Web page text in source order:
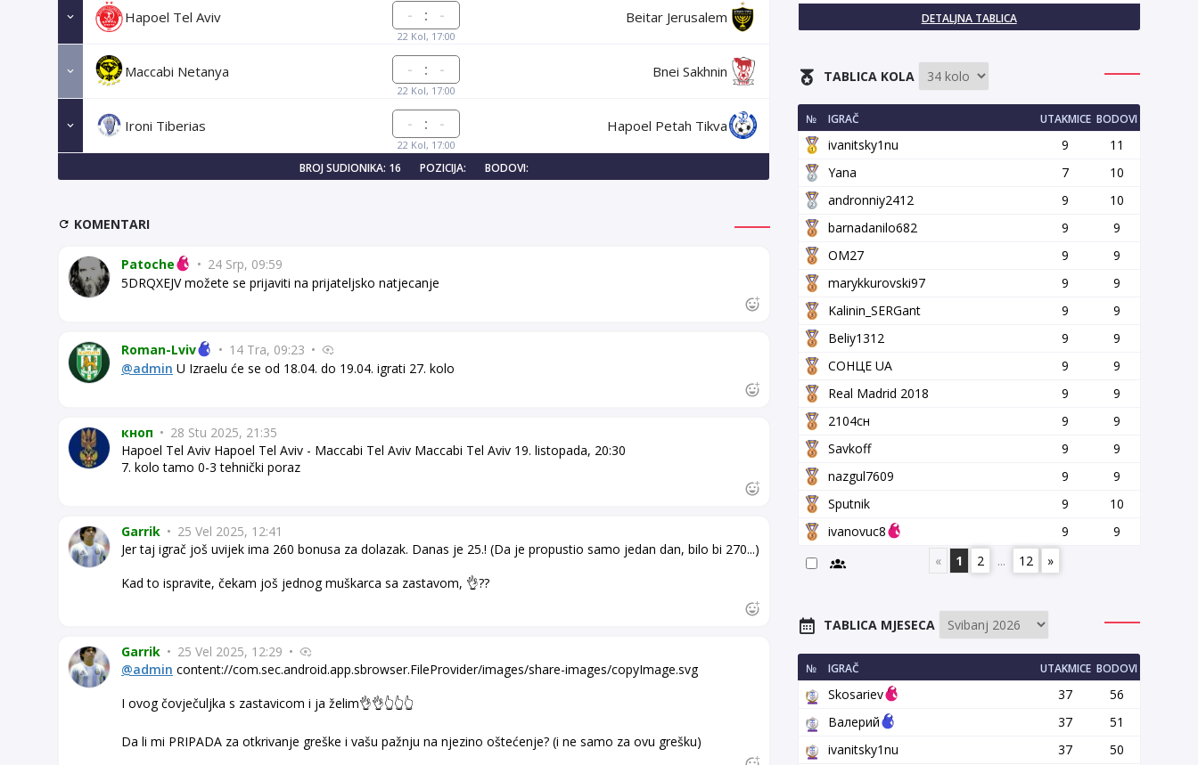
Hapoel Tel Aviv :
22 Kol, 17:00
Beitar Jerusalem
Maccabi Netanya :
22 Kol, 17:00
Bnei Sakhnin
Ironi Tiberias :
22 Kol, 17:00
Hapoel Petah Tikva
BROJ SUDIONIKA: 16 POZICIJA: BODOVI:
KOMENTARI
Patoche • 24 Srp, 09:59
5DRQXEJV možete se prijaviti na prijateljsko natjecanje
Roman-Lviv • 14 Tra, 09:23 •
@admin U Izraelu će se od 18.04. do 19.04. igrati 27. kolo
кноп • 28 Stu 2025, 21:35
Hapoel Tel Aviv Hapoel Tel Aviv - Maccabi Tel Aviv Maccabi Tel Aviv 19. listopada, 20:30
7. kolo tamo 0-3 tehnički poraz
Garrik • 25 Vel 2025, 12:41
Jer taj igrač još uvijek ima 260 bonusa za dolazak. Danas je 25.! (Da je propustio samo jedan dan, bilo bi 270...)
Kad to ispravite, čekam još jednog muškarca sa zastavom, 👌??
Garrik • 25 Vel 2025, 12:29 •
@admin content://com.sec.android.app.sbrowser.FileProvider/images/share-images/copyImage.svg
I ovog čovječuljka s zastavicom i ja želim👌👌👆👆👆
Da li mi PRIPADA za otkrivanje greške i vašu pažnju na njezino oštećenje? (i ne samo za ovu grešku)
DETALJNA TABLICA
TABLICA KOLA
№ IGRAČ UTAKMICE BODOVI
ivanitsky1nu 9
11
Yana
7
10
andronniy2412
9
10
barnadanilo682
9
9
OM27
9
9
marykkurovski97
9
9
Kalinin_SERGant
9
9
Beliy1312
9
9
СОНЦЕ UA
9
9
Real Madrid 2018
9
9
2104сн
9
9
Savkoff
9
9
nazgul7609
9
9
Sputnik
9
10
ivanovuc8
9
9
«
1 2 ... 12 »
TABLICA MJESECA
№ IGRAČ UTAKMICE BODOVI
Skosariev 37
56
Валерий
37
51
ivanitsky1nu
37
50